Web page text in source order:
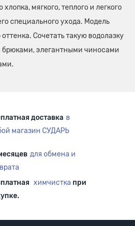
мягкого, теплого и легкого
специального ухода. Модель
Сочетать такую водолазку
элегантными чиносами
доставка в
магазин СУДАРЬ
для обмена и
химчистка при